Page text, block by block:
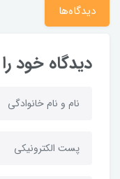
دیدگاه‌ها
دیدگاه خود